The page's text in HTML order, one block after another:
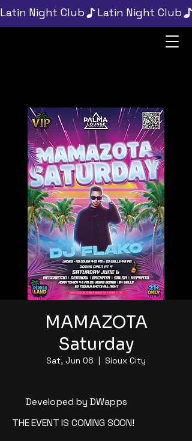
Latin Night Club
MAMAZOTA
Saturday
Sat, Jun 06
  |
Sioux City
THE EVENT IS COMING SOON!
Developed by DWapps